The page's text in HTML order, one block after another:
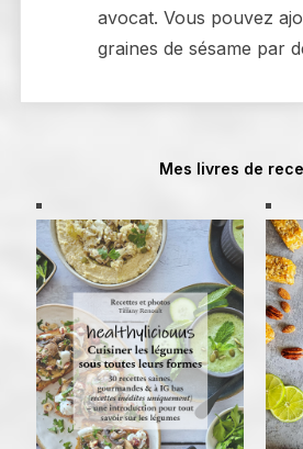
avocat. Vous pouvez
graines de sésame par
Mes livres de